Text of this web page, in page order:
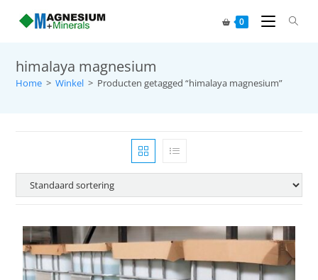
0
himalaya magnesium
Home > Winkel > Producten getagged “himalaya magnesium”